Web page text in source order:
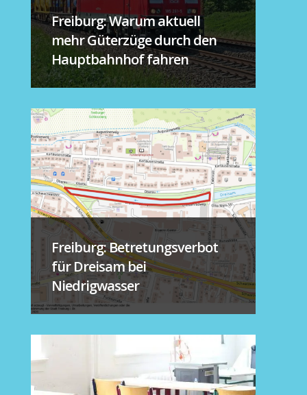
Freiburg: Warum aktuell
mehr Güterzüge durch den
Hauptbahnhof fahren
Freiburg: Betretungsverbot
für Dreisam bei
Niedrigwasser